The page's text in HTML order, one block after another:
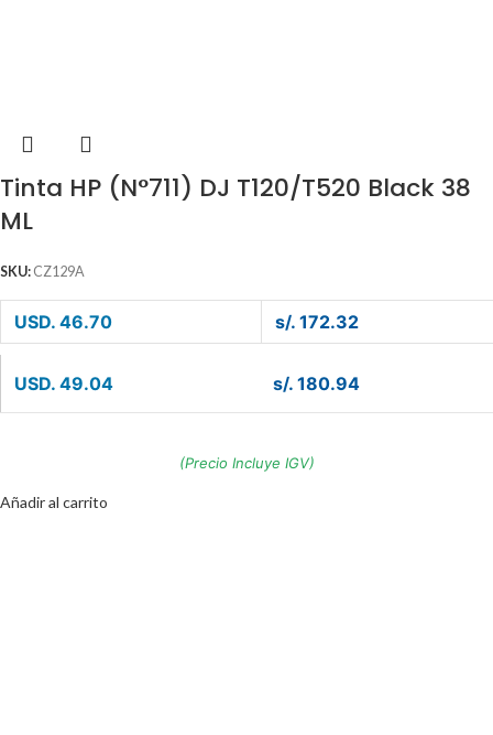
Tinta HP (N°711) DJ T120/T520 Black 38
ML
SKU: CZ129A
USD. 46.70 s/. 172.32
USD. 49.04 s/. 180.94
(Precio Incluye IGV)
Añadir al carrito